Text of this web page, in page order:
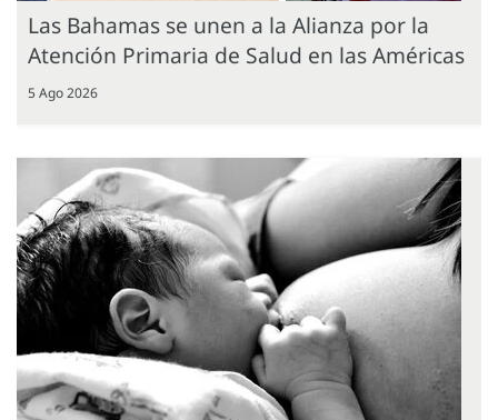
Las Bahamas se unen a la Alianza por la
Atención Primaria de Salud en las Américas
5 Ago 2026